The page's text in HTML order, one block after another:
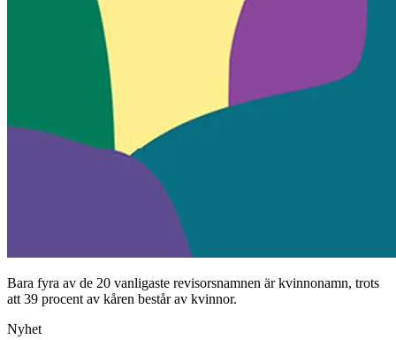
Bara fyra av de 20 vanligaste revisorsnamnen är kvinnonamn, trots
att 39 procent av kåren består av kvinnor.
Nyhet